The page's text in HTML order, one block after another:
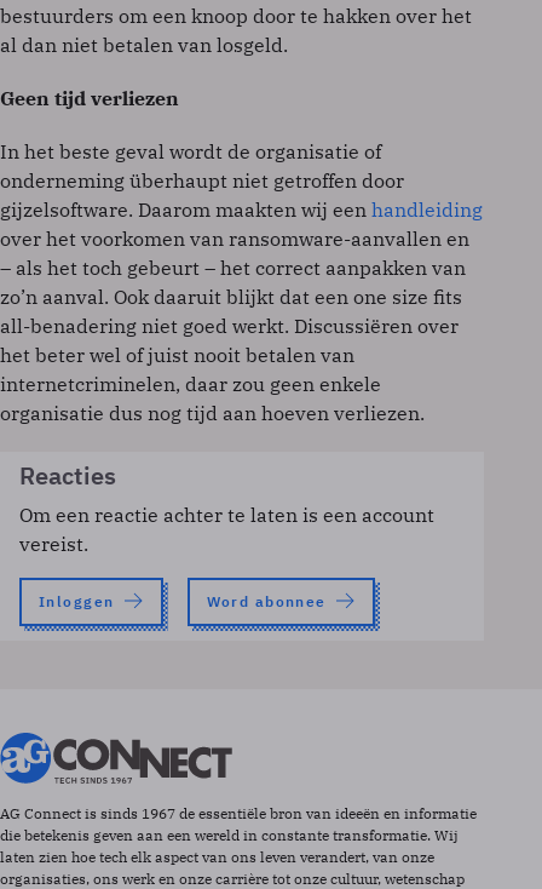
bestuurders om een knoop door te hakken over het
al dan niet betalen van losgeld.
Geen tijd verliezen
In het beste geval wordt de organisatie of
onderneming überhaupt niet getroffen door
gijzelsoftware. Daarom maakten wij een handleiding
over het voorkomen van ransomware-aanvallen en
– als het toch gebeurt – het correct aanpakken van
zo’n aanval. Ook daaruit blijkt dat een one size fits
all-benadering niet goed werkt. Discussiëren over
het beter wel of juist nooit betalen van
internetcriminelen, daar zou geen enkele
organisatie dus nog tijd aan hoeven verliezen.
Reacties
Om een reactie achter te laten is een account
vereist.
Inloggen Word abonnee
AG Connect is sinds 1967 de essentiële bron van ideeën en informatie
die betekenis geven aan een wereld in constante transformatie. Wij
laten zien hoe tech elk aspect van ons leven verandert, van onze
organisaties, ons werk en onze carrière tot onze cultuur, wetenschap